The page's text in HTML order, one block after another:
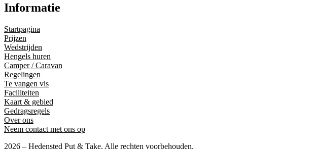
Informatie
Startpagina
Prijzen
Wedstrijden
Hengels huren
Camper / Caravan
Regelingen
Te vangen vis
Faciliteiten
Kaart & gebied
Gedragsregels
Over ons
Neem contact met ons op
2026 – Hedensted Put & Take. Alle rechten voorbehouden.